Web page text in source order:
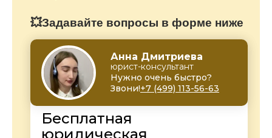
💥Задавайте вопросы в форме ниже